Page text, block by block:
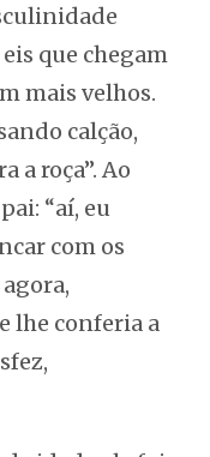
que chegam
mais velhos.
calção,
a roça”. Ao
“aí, eu
com os
lhe conferia a